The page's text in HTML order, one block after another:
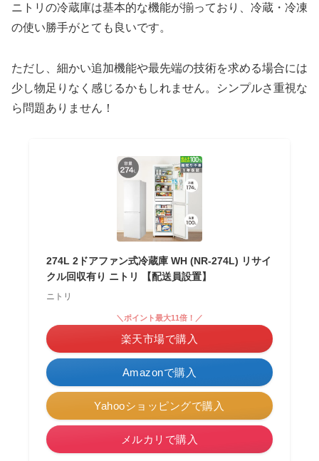
ニトリの冷蔵庫は基本的な機能が揃っており、冷蔵・冷凍
の使い勝手がとても良いです。
ただし、細かい追加機能や最先端の技術を求める場合には
少し物足りなく感じるかもしれません。シンプルさ重視な
ら問題ありません！
274L 2ドアファン式冷蔵庫 WH (NR-274L) リサイ
クル回収有り ニトリ 【配送員設置】
ニトリ
Amazonで購入
＼ポイント最大11倍！／
楽天市場で購入
Yahooショッピングで購入
メルカリで購入